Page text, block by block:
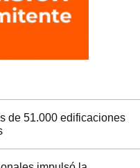
de 51.000 edificaciones